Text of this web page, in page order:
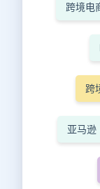
跨境电
跨
亚马逊